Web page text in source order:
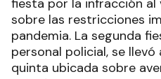
fiesta por la infracción al
sobre las restricciones
pandemia. La segunda
personal policial, se llevó
quinta ubicada sobre